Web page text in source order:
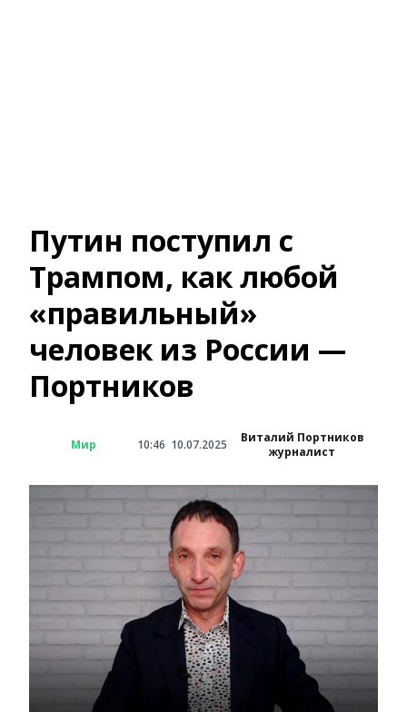
Путин поступил с
Трампом, как любой
«правильный»
человек из России —
Портников
Мир 10:46 10.07.2025
Виталий Портников
журналист